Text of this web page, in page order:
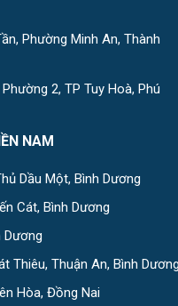
Phường Minh An, Thành
2, TP Tuy Hoà, Phú
NAM
Dầu Một, Bình Dương
Cát, Bình Dương
Dương
Thiêu, Thuận An, Bình
Hòa, Đồng Nai